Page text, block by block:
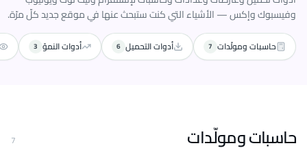
وفيسبوك وإكس — الأشياء التي كنت ستبحث عنها في موقع جديد كلّ مرّة.
حاسبات ومولّدات 7 أدوات التحميل 6 أدوات النموّ 3
حاسبات ومولّدات 7